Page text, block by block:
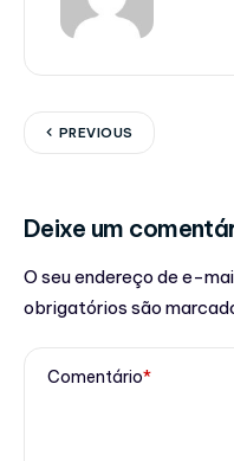
PREVIOUS
Deixe um
O seu endereço de e-
obrigatórios são
Comentário*